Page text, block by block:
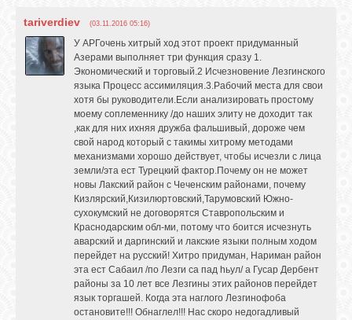
tariverdiev (03.11.2016 05:16)
У АРГочень хитрый ход этот проект придуманный
Азерами выполняет три функция сразу 1.
Экономический и торговый.2 Исчезновение Лезгинского
языка Процесс ассимиляция.3.Рабочий места для свои
хотя бы руководители.Если анализировать простому
моему соплеменнику /до наших элиту не доходит так
,как для них ихняя дружба фальшивый, дороже чем
свой народ который с такимы хитрому методами
механизмами хорошо действует, чтобы исчезли с лица
земли/эта ест Турецкий фактор.Почему он не может
новы Лакский район с Чеченским районами, почему
Кизлярский,Кизилюртовский,Тарумовский Южно-
сухокумский не договорятся Ставропольским и
Краснодарским обл-ми, потому что боится исчезнуть
аварский и даргинский и лакские языки полным ходом
перейдет на русский! Хитро придуман, Нариман район
эта ест Сабаил /по Лезги са пад hьул/ а Гусар Дербент
районы за 10 лет все Лезгины этих районов перейдет
язык торгашей. Когда эта наглого Лезгинофоба
остановите!!! Обнаглел!!! Нас скоро недогадливый